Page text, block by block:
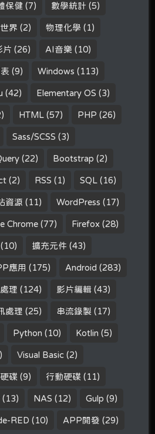
保健 (7) 數學統計 (5)
界 (2) 物理化學 (1)
片 (26) AI音樂 (10)
(9) Windows (113)
(42) Elementary OS (3)
HTML (57) PHP (26)
Sass/SCSS (3)
(22) Bootstrap (2)
(2) RSS (1) SQL (16)
資源 (11) WordPress (17)
Chrome (77) Firefox (28)
(10) 擴充元件 (43)
應用 (175) Android (283)
理 (124) 影片編輯 (43)
處理 (25) 串流錄製 (17)
Python (10) Kotlin (5)
Visual Basic (2)
碟 (9) 行動硬碟 (11)
(13) NAS (12) Gulp (9)
RED (10) APP開發 (29)